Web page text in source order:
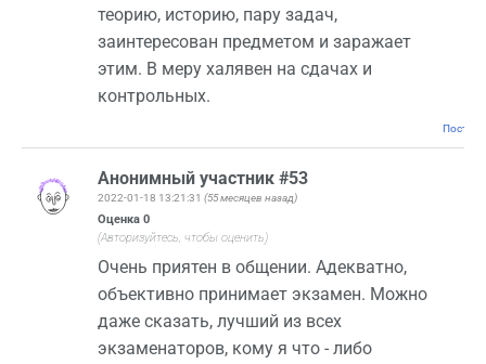
теорию, историю, пару задач,
заинтересован предметом и заражает
этим. В меру халявен на сдачах и
контрольных.
Анонимный участник #53
2022-01-18 13:21:31 (55 месяцев назад)
Оценка 0
(Авторизуйтесь, чтобы оценить)
Очень приятен в общении. Адекватно,
объективно принимает экзамен. Можно
даже сказать, лучший из всех
экзаменаторов, кому я что - либо